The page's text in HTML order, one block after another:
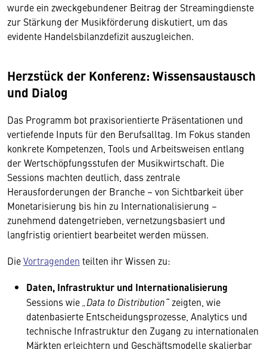
wurde ein zweckgebundener Beitrag der Streamingdienste
zur Stärkung der Musikförderung diskutiert, um das
evidente Handelsbilanzdefizit auszugleichen.
Herzstück der Konferenz: Wissensaustausch
und Dialog
Das Programm bot praxisorientierte Präsentationen und
vertiefende Inputs für den Berufsalltag. Im Fokus standen
konkrete Kompetenzen, Tools und Arbeitsweisen entlang
der Wertschöpfungsstufen der Musikwirtschaft. Die
Sessions machten deutlich, dass zentrale
Herausforderungen der Branche – von Sichtbarkeit über
Monetarisierung bis hin zu Internationalisierung –
zunehmend datengetrieben, vernetzungsbasiert und
langfristig orientiert bearbeitet werden müssen.
DieVortragenden teilten ihr Wissen zu:
Daten, Infrastruktur und Internationalisierung
Sessions wie „Data to Distribution“ zeigten, wie
datenbasierte Entscheidungsprozesse, Analytics und
technische Infrastruktur den Zugang zu internationalen
Märkten erleichtern und Geschäftsmodelle skalierbar